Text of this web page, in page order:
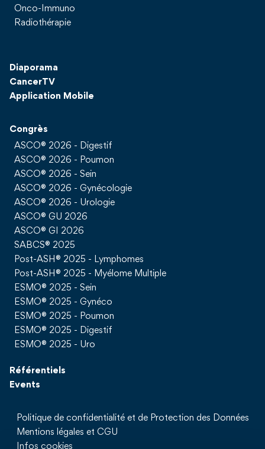
Onco-Immuno
Radiothérapie
Diaporama
CancerTV
Application Mobile
Congrès
ASCO® 2026 - Digestif
ASCO® 2026 - Poumon
ASCO® 2026 - Sein
ASCO® 2026 - Gynécologie
ASCO® 2026 - Urologie
ASCO® GU 2026
ASCO® GI 2026
SABCS® 2025
Post-ASH® 2025 - Lymphomes
Post-ASH® 2025 - Myélome Multiple
ESMO® 2025 - Sein
ESMO® 2025 - Gynéco
ESMO® 2025 - Poumon
ESMO® 2025 - Digestif
ESMO® 2025 - Uro
Référentiels
Events
Politique de confidentialité et de Protection des Données
Mentions légales et CGU
Infos cookies